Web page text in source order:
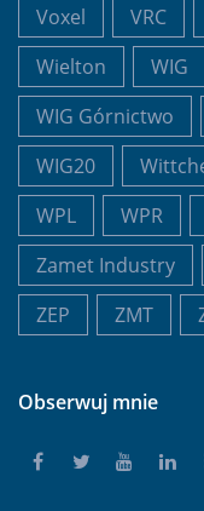
Voxel
VRC
Wielton
WIG
WIG Górnictwo
WIG20
WPL
WPR
Zamet Industry
ZEP
ZMT
Obserwuj mnie